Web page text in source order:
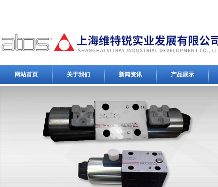
网站首页 关于我们 新闻资讯 产品展示